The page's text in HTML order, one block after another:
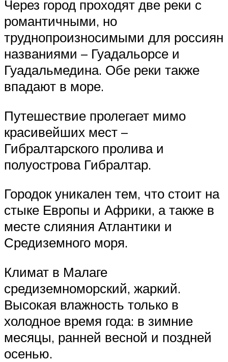
Через город проходят две реки с
романтичными, но
труднопроизносимыми для россиян
названиями – Гуадальорсе и
Гуадальмедина. Обе реки также
впадают в море.
Путешествие пролегает мимо
красивейших мест –
Гибралтарского пролива и
полуострова Гибралтар.
Городок уникален тем, что стоит на
стыке Европы и Африки, а также в
месте слияния Атлантики и
Средиземного моря.
Климат в Малаге
средиземноморский, жаркий.
Высокая влажность только в
холодное время года: в зимние
месяцы, ранней весной и поздней
осенью.